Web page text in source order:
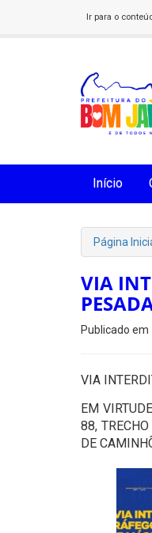
Ir para o
Início
Página
VIA
Publicado em
VIA
EM
88,
DE